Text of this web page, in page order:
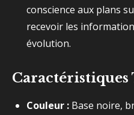
conscience aux plans
recevoir les
évolution.
Caractéristiques
Couleur : Base noire,